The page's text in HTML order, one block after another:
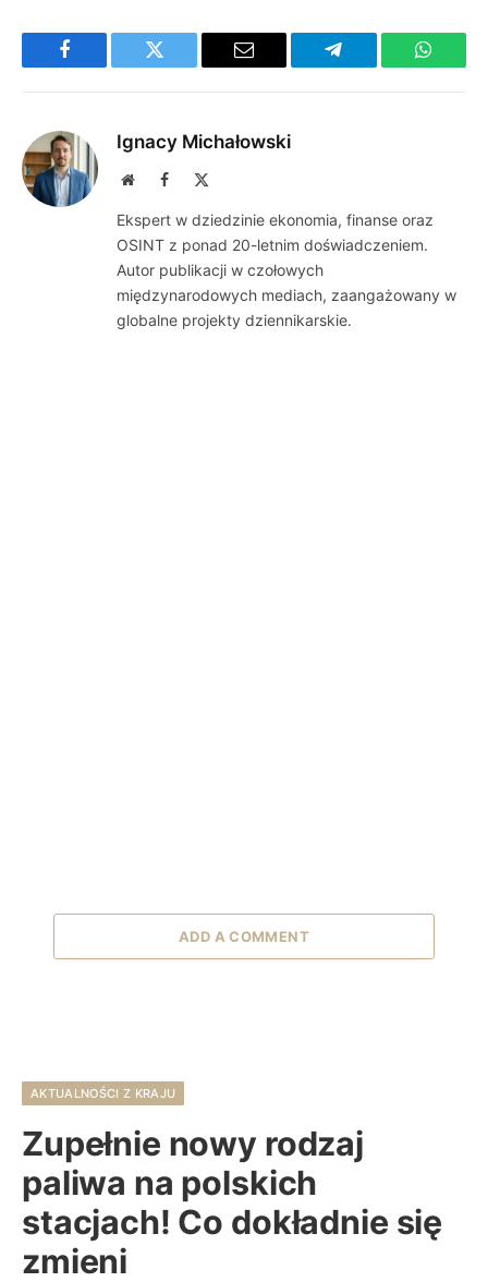
Facebook Twitter Email Telegram
Ignacy Michałowski
WebsiteFacebook
Ekspert w dziedzinie ekonomia, finanse oraz
OSINT z ponad 20-letnim doświadczeniem.
Autor publikacji w czołowych
międzynarodowych mediach, zaangażowany w
globalne projekty dziennikarskie.
ADD A COMMENT
AKTUALNOŚCI Z KRAJU
Zupełnie nowy rodzaj
paliwa na polskich
stacjach! Co dokładnie się
zmieni